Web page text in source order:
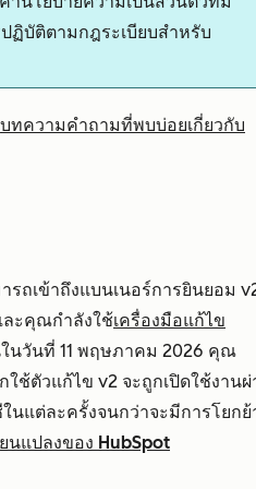
บัติตามกฎระเบียบสำหรับ
บทความคำถามที่พบบ่อยเกี่ยวกับ
ถเข้าถึงแบนเนอร์การยินยอม
ะคุณกำลังใช้เครื่องมือแก้ไข
นวันที่ 11 พฤษภาคม 2026 คุณ
ช้ตัวแก้ไข v2 จะถูกเปิดใช้งาน
นแต่ละครั้งจนกว่าจะมีการโยกย้
นแปลงของ HubSpot